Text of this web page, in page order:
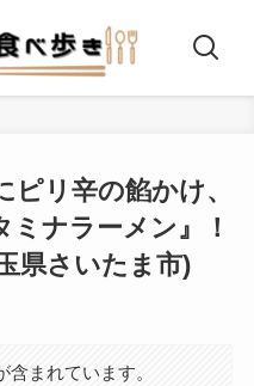
ピリ辛の餡かけ、
ミナラーメン』！
県さいたま市)
まれています。